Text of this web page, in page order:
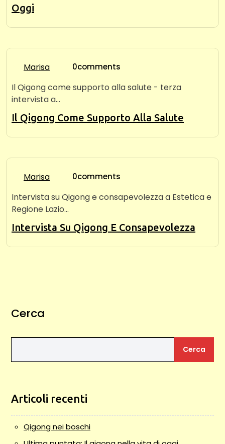
Oggi
Marisa 0comments
Il Qigong come supporto alla salute - terza
intervista a…
Il Qigong Come Supporto Alla Salute
Marisa 0comments
Intervista su Qigong e consapevolezza a Estetica e
Regione Lazio…
Intervista Su Qigong E Consapevolezza
Cerca
Cerca
Articoli recenti
Qigong nei boschi